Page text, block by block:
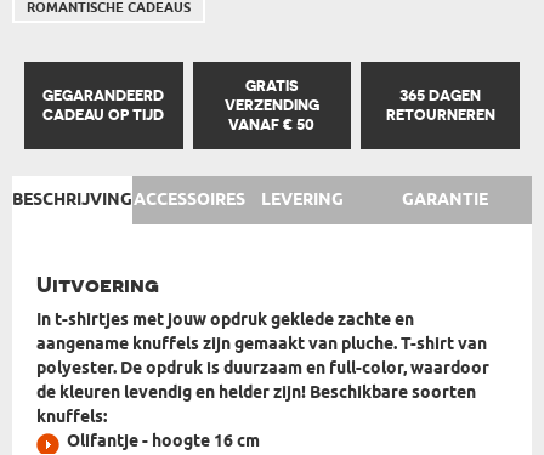
ROMANTISCHE CADEAUS
GEGARANDEERD
CADEAU OP TIJD
GRATIS
VERZENDING
VANAF € 50
365 DAGEN
RETOURNEREN
BESCHRIJVINGACCESSOIRES LEVERING GARANTIE
Uitvoering
In t-shirtjes metjouwopdruk gekledezachte en
aangename knuffels zijn gemaakt van pluche. T-shirt van
polyester. De opdruk isduurzaam en full-color, waardoor
de kleuren levendig en helderzijn! Beschikbare soorten
knuffels:
Olifantje - hoogte 16 cm